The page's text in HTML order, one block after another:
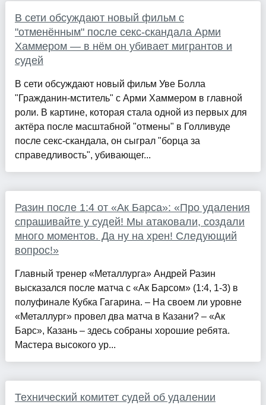
В сети обсуждают новый фильм с
"отменённым" после секс-скандала Арми
Хаммером — в нём он убивает мигрантов и
судей
В сети обсуждают новый фильм Уве Болла
"Гражданин-мститель" с Арми Хаммером в главной
роли. В картине, которая стала одной из первых для
актёра после масштабной "отмены" в Голливуде
после секс-скандала, он сыграл "борца за
справедливость", убивающег...
Разин после 1:4 от «Ак Барса»: «Про удаления
спрашивайте у судей! Мы атаковали, создали
много моментов. Да ну на хрен! Следующий
вопрос!»
Главный тренер «Металлурга» Андрей Разин
высказался после матча с «Ак Барсом» (1:4, 1-3) в
полуфинале Кубка Гагарина. – На своем ли уровне
«Металлург» провел два матча в Казани? – «Ак
Барс», Казань – здесь собраны хорошие ребята.
Мастера высокого ур...
Технический комитет судей об удалении